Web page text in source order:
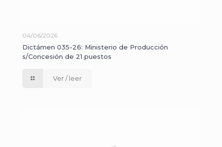
04/06/2026
Dictámen 035-26: Ministerio de Producción
s/Concesión de 21 puestos
Ver / leer